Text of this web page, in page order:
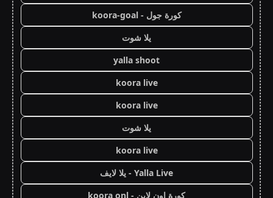
كورة جول - koora-goal
يلا شوت
yalla shoot
koora live
koora live
يلا شوت
koora live
Yalla Live - يلا لايف
كورة اون لاين - koora onl